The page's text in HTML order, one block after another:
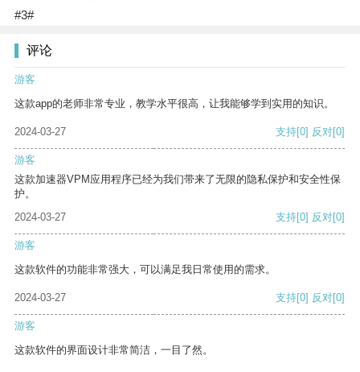
#3#
评论
游客
这款app的老师非常专业，教学水平很高，让我能够学到实用的知识。
2024-03-27 支持[0] 反对[0]
游客
这款加速器VPM应用程序已经为我们带来了无限的隐私保护和安全性保
护。
2024-03-27
支持[0] 反对[0]
游客
这款软件的功能非常强大，可以满足我日常使用的需求。
2024-03-27 支持[0] 反对[0]
游客
这款软件的界面设计非常简洁，一目了然。